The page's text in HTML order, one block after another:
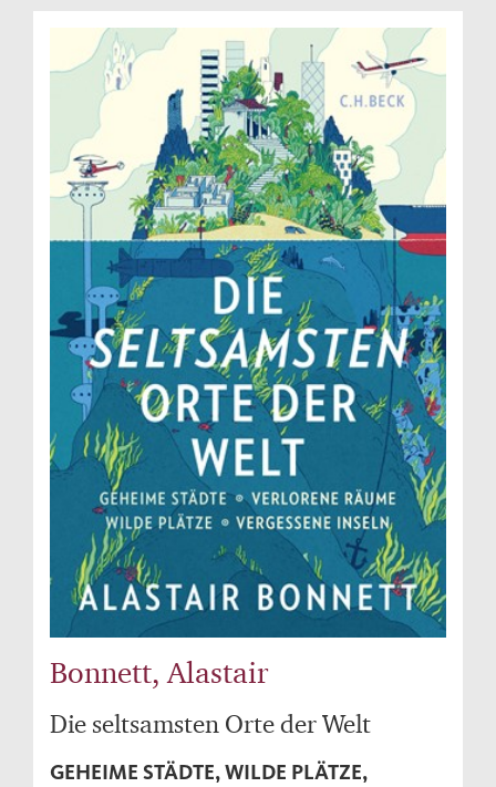
Bonnett, Alastair
Die seltsamsten Orte der Welt
GEHEIME STÄDTE, WILDE PLÄTZE,